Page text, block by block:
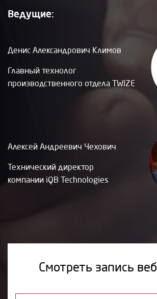
Ведущие:
Денис Александрович Климов
Главный технолог
производственного отдела TWIZE
Алексей Андреевич Чехович
Технический директор
компании iQB Technologies
Смотреть запись